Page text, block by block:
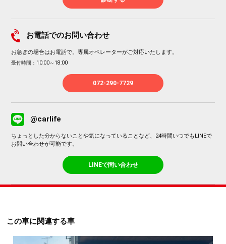
お電話でのお問い合わせ
お急ぎの場合はお電話で。専属オペレーターがご対応いたします。
受付時間：10:00～18:00
072-290-7729
@carlife
ちょっとした分からないことや気になっていることなど、24時間いつでもLINEで
お問い合わせが可能です。
LINEで問い合わせ
この車に関連する車